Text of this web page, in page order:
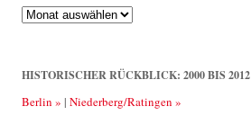
Rückblick:
2013
HISTORISCHER RÜCKBLICK: 2000 BIS 2012
Berlin » | Niederberg/Ratingen »